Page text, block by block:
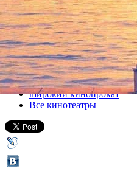
Хроника
02 февраля 2012, четверг-22
Версия для печати
Все кино
широкий кинопрокат
Все кинотеатры